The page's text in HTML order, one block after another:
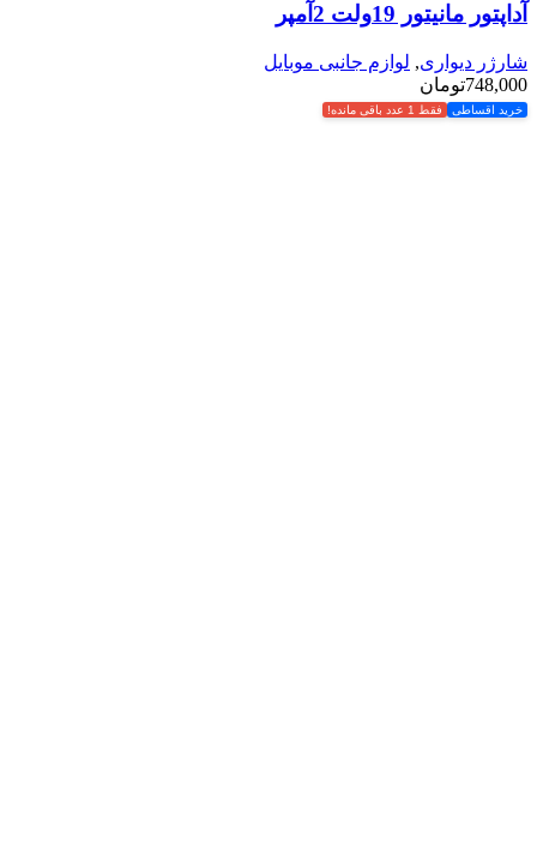
آداپتور مانیتور 19ولت 2آمپر
شارژر دیواری, لوازم جانبی موبایل
748,000تومان
خرید اقساطی فقط 1 عدد باقی مانده!